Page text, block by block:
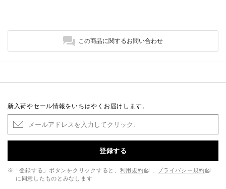
この商品に関するお問い合わせ
新入荷やセール情報をいちはやくお届けします。
登録する
※「登録する」ボタンをクリックすると、 利用規約
プライバシー規約
に同意したものとみなします